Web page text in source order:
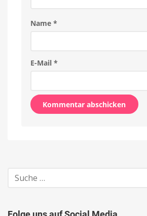
Name *
E-Mail *
Suche
nach: